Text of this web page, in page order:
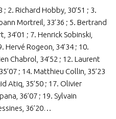
2. Richard Hobby, 30’51 ; 3.
Mortreil, 33’36 ; 5. Bertrand
34’01 ; 7. Henrick Sobinski,
Hervé Rogeon, 34’34 ; 10.
Chabrol, 34’52 ; 12. Laurent
; 14. Matthieu Collin, 35’23
Atiq, 35’50 ; 17. Olivier
36’07 ; 19. Sylvain
36’20…